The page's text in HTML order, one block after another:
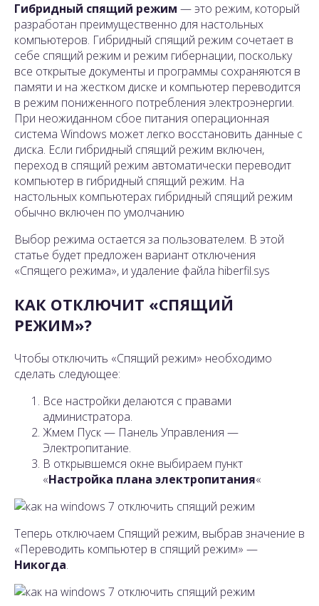
Гибридный спящий режим — это режим, который
разработан преимущественно для настольных
компьютеров. Гибридный спящий режим сочетает в
себе спящий режим и режим гибернации, поскольку
все открытые документы и программы сохраняются в
памяти и на жестком диске и компьютер переводится
в режим пониженного потребления электроэнергии.
При неожиданном сбое питания операционная
система Windows может легко восстановить данные с
диска. Если гибридный спящий режим включен,
переход в спящий режим автоматически переводит
компьютер в гибридный спящий режим. На
настольных компьютерах гибридный спящий режим
обычно включен по умолчанию
Выбор режима остается за пользователем. В этой
статье будет предложен вариант отключения
«Спящего режима», и удаление файла hiberfil.sys
КАК ОТКЛЮЧИТ «СПЯЩИЙ
РЕЖИМ»?
Чтобы отключить «Спящий режим» необходимо
сделать следующее:
Все настройки делаются с правами
администратора.
Жмем Пуск — Панель Управления —
Электропитание.
В открывшемся окне выбираем пункт
«Настройка плана электропитания«
Теперь отключаем Спящий режим, выбрав значение в
«Переводить компьютер в спящий режим» —
Никогда.